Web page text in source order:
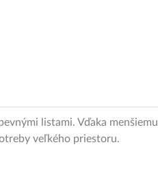
listami. Vďaka menšiemu
veľkého priestoru.